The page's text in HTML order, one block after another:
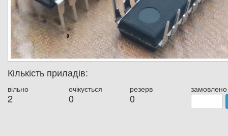
Кількість приладів:
вільно
2
очікується
0
резерв
0
замовлено